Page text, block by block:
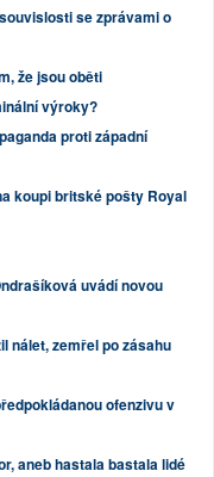
se zprávami o
že jsou oběti
výroky?
proti západní
koupi britské pošty Royal
uvádí novou
nálet, zemřel po zásahu
ofenzivu v
aneb hastala bastala lidé